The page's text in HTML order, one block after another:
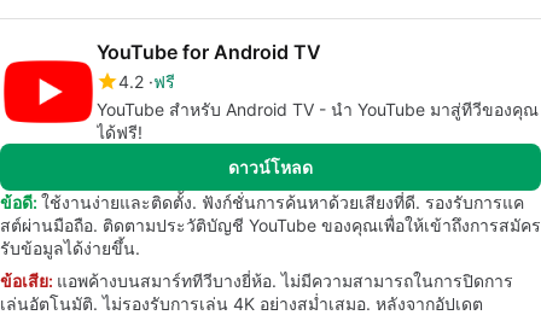
YouTube for Android TV
4.2 ฟรี
YouTube สำหรับ Android TV - นำ YouTube มาสู่ทีวีของคุณ
ได้ฟรี!
ดาวน์โหลด
ข้อดี: ใช้งานง่ายและติดตั้ง. ฟังก์ชั่นการค้นหาด้วยเสียงที่ดี. รองรับการแค
สต์ผ่านมือถือ. ติดตามประวัติบัญชี YouTube ของคุณเพื่อให้เข้าถึงการสมัคร
รับข้อมูลได้ง่ายขึ้น.
ข้อเสีย: แอพค้างบนสมาร์ททีวีบางยี่ห้อ. ไม่มีความสามารถในการปิดการ
เล่นอัตโนมัติ. ไม่รองรับการเล่น 4K อย่างสม่ำเสมอ. หลังจากอัปเดต